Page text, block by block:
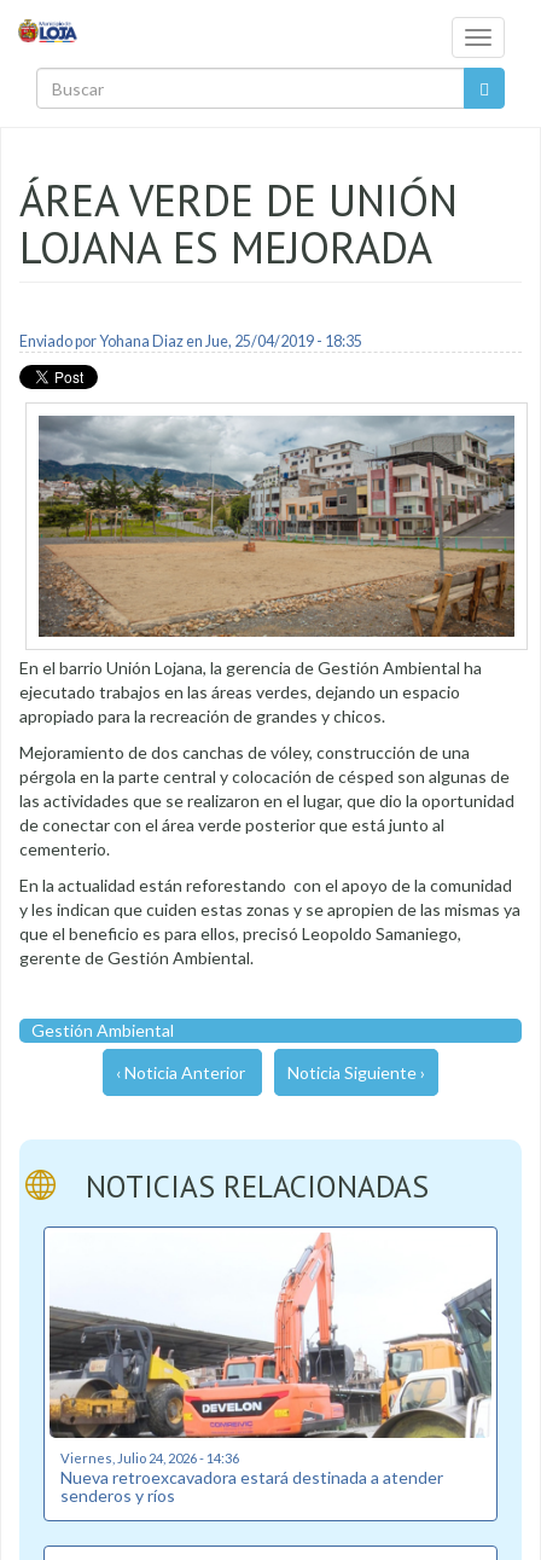
Toggle
ÁREA VERDE DE UNIÓN
LOJANA ES MEJORADA
Enviado porYohana Diazen Jue, 25/04/2019 - 18:35
En el barrio Unión Lojana, la gerencia de Gestión Ambiental ha
ejecutado trabajos en las áreas verdes, dejando un espacio
apropiado para la recreación de grandes y chicos.
Mejoramiento de dos canchas de vóley, construcción de una
pérgola en la parte central y colocación de césped son algunas de
las actividades que se realizaron en el lugar, que dio la oportunidad
de conectar con el área verde posterior que está junto al
cementerio.
En la actualidad están reforestando con el apoyo de la comunidad
y les indican que cuiden estas zonas y se apropien de las mismas ya
que el beneficio es para ellos, precisó Leopoldo Samaniego,
gerente de Gestión Ambiental.
Gestión Ambiental
‹ Noticia Anterior Noticia Siguiente ›
NOTICIAS RELACIONADAS
Viernes, Julio 24, 2026 - 14:36
Nueva retroexcavadora estará destinada a atender
senderos y ríos